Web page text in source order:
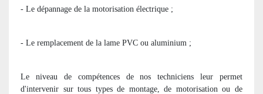
- Le dépannage de la motorisation électrique ;
- Le remplacement de la lame PVC ou aluminium ;
Le niveau de compétences de nos techniciens leur permet
d'intervenir sur tous types de montage, de motorisation ou de